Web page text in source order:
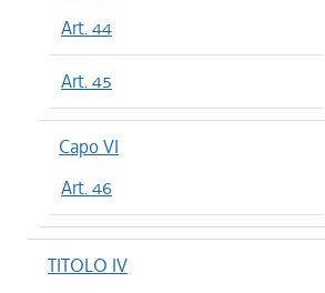
Art. 44
Art. 45
Capo VI
Art. 46
TITOLO IV